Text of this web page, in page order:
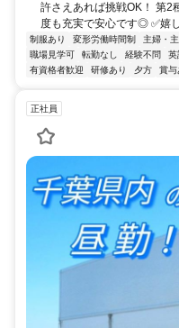
許さえあれば挑戦OK！ 第2
度も充実で安心です◎ ✅嬉
制服あり 変形労働時間制 主婦・
職場見学可
転勤なし 経験不問 英
有資格者歓迎
研修あり 夕方 賞与
正社員